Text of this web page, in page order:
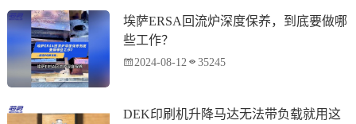
埃萨ERSA回流炉深度保养，到底要做哪
些工作？
2024-08-12 35245
DEK印刷机升降马达无法带负载就用这